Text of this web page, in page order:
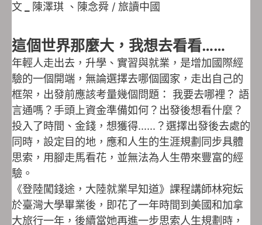
文 陳澤琪 、陳念舜 / 旅讀中國
這個世界那麼大，我想去看看……
年輕人走出去，升學、實習與就業，是增加國際經
驗的一個開端，無論選擇去哪個國家，走出自己的
框架，出發前應該考量幾個問題： 我要去哪裡？ 語
言通嗎？手頭上資金準備如何？出發後想看什麼？
投入了時間、金錢，想獲得……？選擇出發後去處的
同時，設定目的地，應和人生的生涯規劃同步具體
思索，用腳走馬看花，並無法為人生帶來豐富的經
驗。
《登陸闖錢途，大陸就業早知道》課程講師林宛妘
於臺灣大學畢業後，即花了一年時間到美國和加拿
大旅行一年，後續當她再進一步思索人生規劃時，